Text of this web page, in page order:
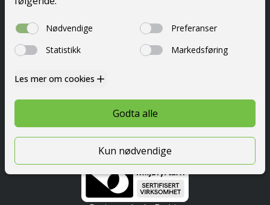
Priser
Nyttig info
© 2026 Festetrafikkskole AS
Personvern